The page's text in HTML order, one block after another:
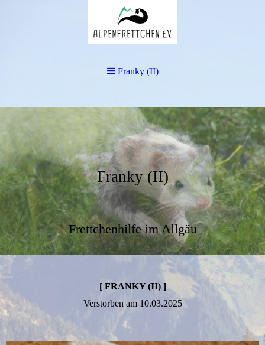
Franky (II)
Frettchenhilfe im Allgäu
[ FRANKY (II) ]
Verstorben am 10.03.2025
Franky (II)